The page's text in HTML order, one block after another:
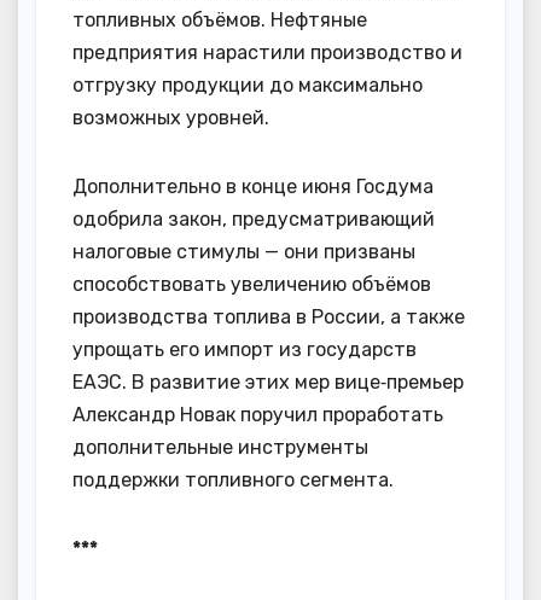
топливных объёмов. Нефтяные
предприятия нарастили производство и
отгрузку продукции до максимально
возможных уровней.
Дополнительно в конце июня Госдума
одобрила закон, предусматривающий
налоговые стимулы — они призваны
способствовать увеличению объёмов
производства топлива в России, а также
упрощать его импорт из государств
ЕАЭС. В развитие этих мер вице‑премьер
Александр Новак поручил проработать
дополнительные инструменты
поддержки топливного сегмента.
***